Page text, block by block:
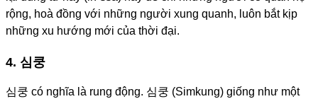
rộng, hoà đồng với những người xung quanh, luôn bắt kịp
những xu hướng mới của thời đại.
4. 심쿵
심쿵 có nghĩa là rung động. 심쿵 (Simkung) giống như một